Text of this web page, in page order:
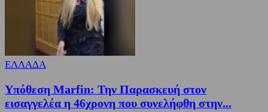
ΕΛΛΑΔΑ
Υπόθεση Marfin: Την Παρασκευή στον
εισαγγελέα η 46χρονη που συνελήφθη στην...